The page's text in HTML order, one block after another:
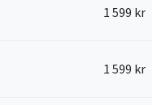
1 599 kr
1 599 kr